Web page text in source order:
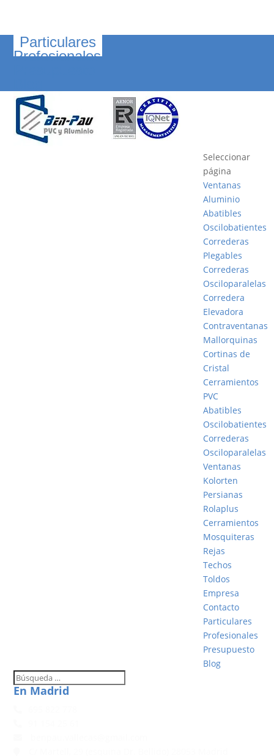
Particulares
Profesionales
Seleccionar
página
Ventanas
Aluminio
Abatibles
Oscilobatientes
Correderas
Plegables
Correderas
Osciloparalelas
Corredera
Elevadora
Contraventanas
Mallorquinas
Cortinas de
Cristal
Cerramientos
PVC
Abatibles
Oscilobatientes
Correderas
Osciloparalelas
Ventanas
Kolorten
Persianas
Rolaplus
Cerramientos
Mosquiteras
Rejas
Techos
Toldos
Empresa
Contacto
Particulares
Profesionales
Presupuesto
Blog
En Madrid